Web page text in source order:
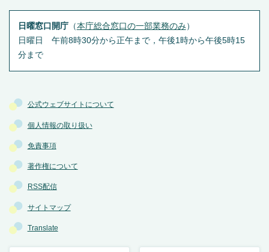
公式ウェブサイトについて
個人情報の取り扱い
免責事項
著作権について
RSS配信
サイトマップ
Translate
日曜窓口開庁（本庁総合窓口の一部業務のみ ）
日曜日 午前8時30分から正午まで，午後1時から午後5時15
分まで